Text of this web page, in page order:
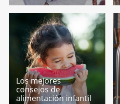
Los mejores
consejos de
alimentación infantil